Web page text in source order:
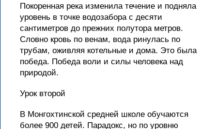
Покоренная река изменила течение и подняла
уровень в точке водозабора с десяти
сантиметров до прежних полутора метров.
Словно кровь по венам, вода ринулась по
трубам, оживляя котельные и дома. Это была
победа. Победа воли и силы человека над
природой.
Урок второй
В Монгохтинской средней школе обучаются
более 900 детей. Парадокс, но по уровню